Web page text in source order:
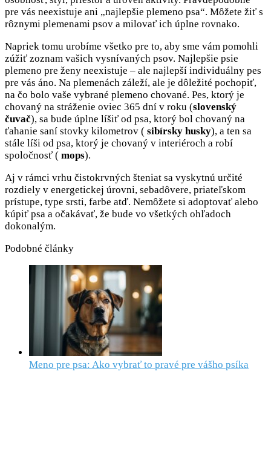
pre vás neexistuje ani „najlepšie plemeno psa“. Môžete žiť s
rôznymi plemenami psov a milovať ich úplne rovnako.
Napriek tomu urobíme všetko pre to, aby sme vám pomohli
zúžiť zoznam vašich vysnívaných psov. Najlepšie psie
plemeno pre ženy neexistuje – ale najlepší individuálny pes
pre vás áno. Na plemenách záleží, ale je dôležité pochopiť,
na čo bolo vaše vybrané plemeno chované. Pes, ktorý je
chovaný na stráženie oviec 365 dní v roku (slovenský
čuvač), sa bude úplne líšiť od psa, ktorý bol chovaný na
ťahanie saní stovky kilometrov ( sibírsky husky), a ten sa
stále líši od psa, ktorý je chovaný v interiéroch a robí
spoločnosť ( mops).
Aj v rámci vrhu čistokrvných šteniat sa vyskytnú určité
rozdiely v energetickej úrovni, sebadôvere, priateľskom
prístupe, type srsti, farbe atď. Nemôžete si adoptovať alebo
kúpiť psa a očakávať, že bude vo všetkých ohľadoch
dokonalým.
Podobné články
Meno pre psa: Ako vybrať to pravé pre vášho psíka